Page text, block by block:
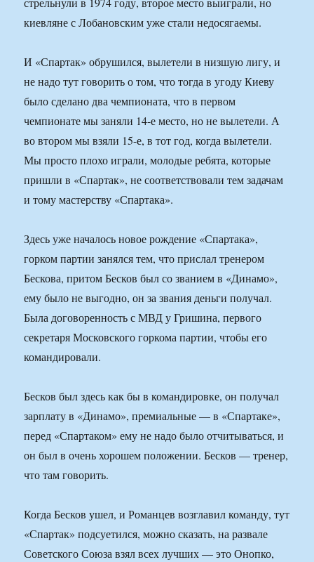
киевляне с Лобановским уже стали недосягаемы.
И «Спартак» обрушился, вылетели в низшую лигу, и
не надо тут говорить о том, что тогда в угоду Киеву
было сделано два чемпионата, что в первом
чемпионате мы заняли 14-е место, но не вылетели. А
во втором мы взяли 15-е, в тот год, когда вылетели.
Мы просто плохо играли, молодые ребята, которые
пришли в «Спартак», не соответствовали тем задачам
и тому мастерству «Спартака».
Здесь уже началось новое рождение «Спартака»,
горком партии занялся тем, что прислал тренером
Бескова, притом Бесков был со званием в «Динамо»,
ему было не выгодно, он за звания деньги получал.
Была договоренность с МВД у Гришина, первого
секретаря Московского горкома партии, чтобы его
командировали.
Бесков был здесь как бы в командировке, он получал
зарплату в «Динамо», премиальные — в «Спартаке»,
перед «Спартаком» ему не надо было отчитываться, и
он был в очень хорошем положении. Бесков — тренер,
что там говорить.
Когда Бесков ушел, и Романцев возглавил команду, тут
«Спартак» подсуетился, можно сказать, на развале
Советского Союза взял всех лучших — это Онопко,